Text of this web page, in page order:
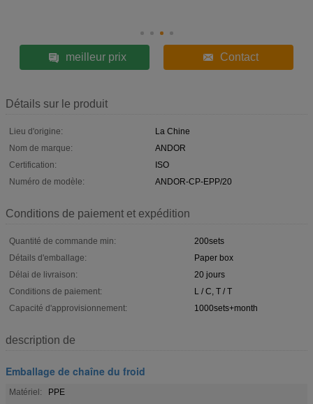
meilleur prix Contact
Détails sur le produit
Lieu d'origine:
La Chine
Nom de marque:
ANDOR
Certification:
ISO
Numéro de modèle:
ANDOR-CP-EPP/20
Conditions de paiement et expédition
Quantité de commande min:
200sets
Détails d'emballage:
Paper box
Délai de livraison:
20 jours
Conditions de paiement:
L / C, T / T
Capacité d'approvisionnement:
1000sets+month
description de
Emballage de chaîne du froid
Matériel:
PPE